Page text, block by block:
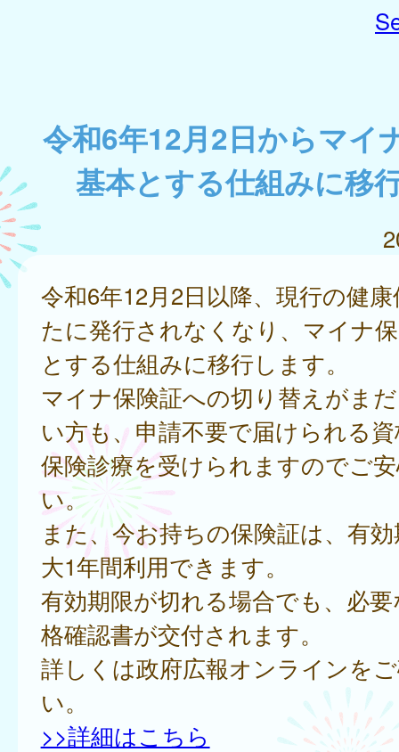
令和6年12月2日からマイ
基本とする仕組みに移
令和6年12月2日以降、現行の健
たに発行されなくなり、マイナ
とする仕組みに移行します。
マイナ保険証への切り替えがま
い方も、申請不要で届けられる
保険診療を受けられますのでご
い。
また、今お持ちの保険証は、有
大1年間利用できます。
有効期限が切れる場合でも、必
格確認書が交付されます。
詳しくは政府広報オンラインを
い。
>>詳細はこちら